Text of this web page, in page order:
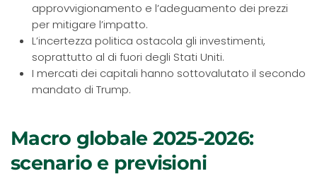
approvvigionamento e l’adeguamento dei prezzi
per mitigare l’impatto.
L’incertezza politica ostacola gli investimenti,
soprattutto al di fuori degli Stati Uniti.
I mercati dei capitali hanno sottovalutato il secondo
mandato di Trump.
Macro globale 2025-2026:
scenario e previsioni